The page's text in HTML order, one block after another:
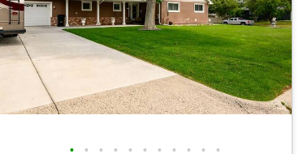
• • • • • • • • • • •